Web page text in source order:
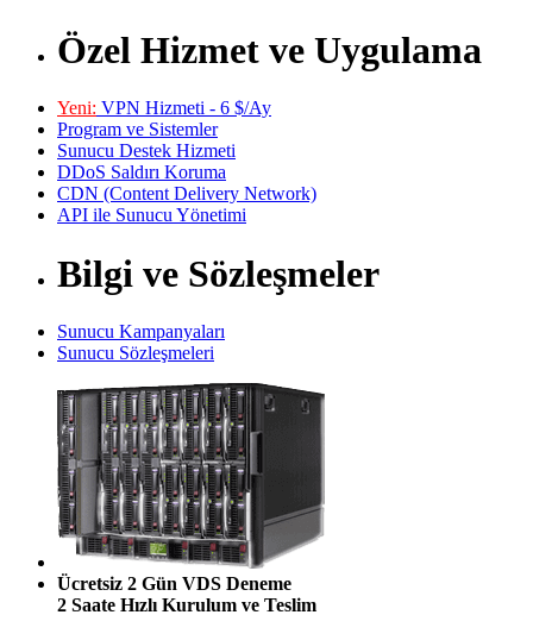
Özel Hizmet ve Uygulama
Yeni: VPN Hizmeti - 6 $/Ay
Program ve Sistemler
Sunucu Destek Hizmeti
DDoS Saldırı Koruma
CDN (Content Delivery Network)
API ile Sunucu Yönetimi
Bilgi ve Sözleşmeler
Sunucu Kampanyaları
Sunucu Sözleşmeleri
Ücretsiz 2 Gün VDS Deneme
2 Saate Hızlı Kurulum ve Teslim